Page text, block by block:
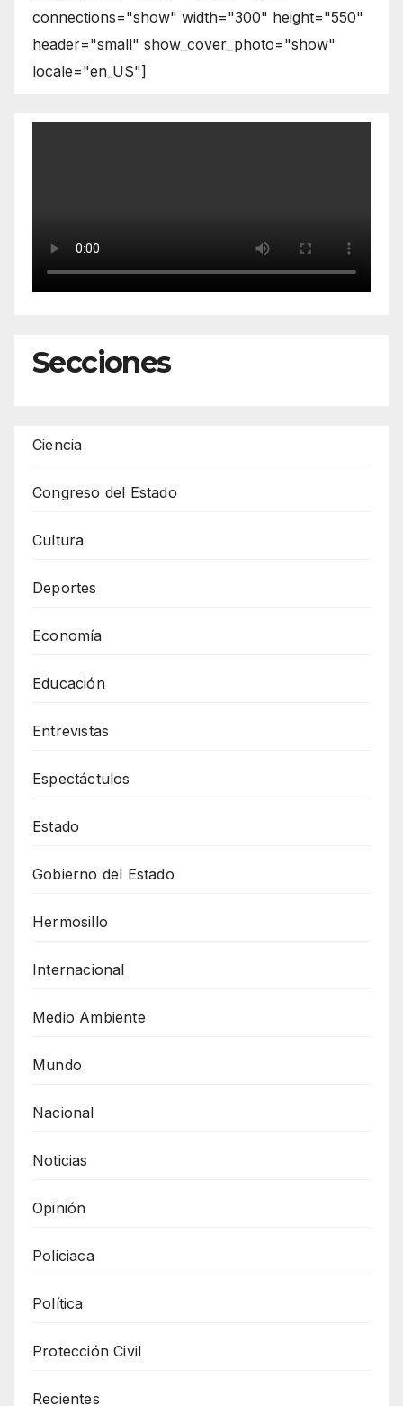
connections="show" width="300" height="550"
header="small" show_cover_photo="show"
locale="en_US"]
Secciones
Ciencia
Congreso del Estado
Cultura
Deportes
Economía
Educación
Entrevistas
Espectáctulos
Estado
Gobierno del Estado
Hermosillo
Internacional
Medio Ambiente
Mundo
Nacional
Noticias
Opinión
Policiaca
Política
Protección Civil
Recientes